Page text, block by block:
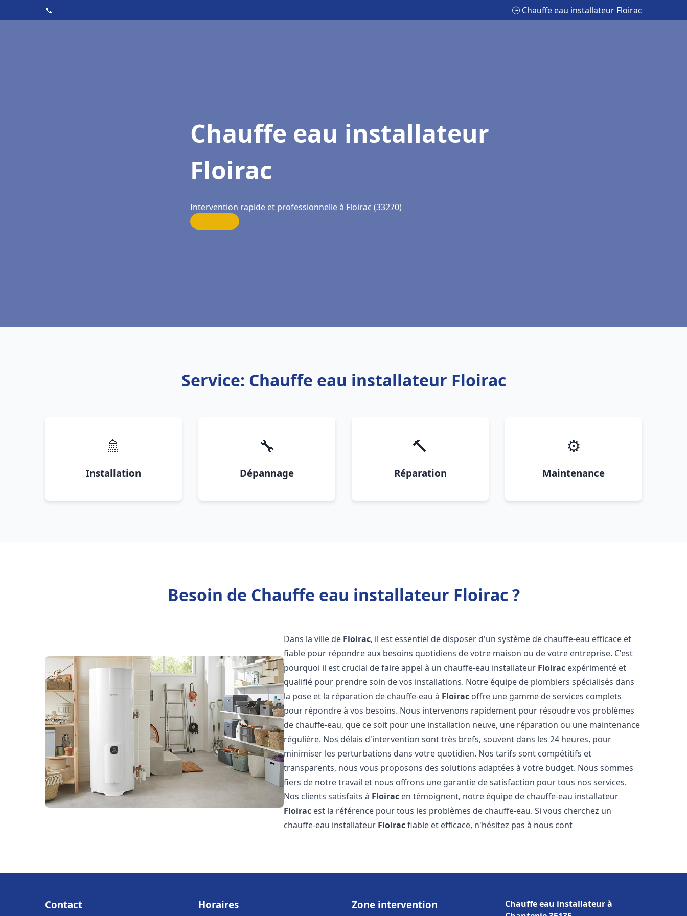
📞 🕒 Chauffe eau installateur Floirac
Chauffe eau installateur
Floirac
Intervention rapide et professionnelle à Floirac (33270)
Service: Chauffe eau installateur Floirac
🚿
Installation
🔧
Dépannage
🔨
Réparation
⚙️
Maintenance
Besoin de Chauffe eau installateur Floirac ?
Dans la ville de Floirac, il est essentiel de disposer d'un système de chauffe-eau efficace et
fiable pour répondre aux besoins quotidiens de votre maison ou de votre entreprise. C'est
pourquoi il est crucial de faire appel à un chauffe-eau installateur Floirac expérimenté et
qualifié pour prendre soin de vos installations. Notre équipe de plombiers spécialisés dans
la pose et la réparation de chauffe-eau à Floirac offre une gamme de services complets
pour répondre à vos besoins. Nous intervenons rapidement pour résoudre vos problèmes
de chauffe-eau, que ce soit pour une installation neuve, une réparation ou une maintenance
régulière. Nos délais d'intervention sont très brefs, souvent dans les 24 heures, pour
minimiser les perturbations dans votre quotidien. Nos tarifs sont compétitifs et
transparents, nous vous proposons des solutions adaptées à votre budget. Nous sommes
fiers de notre travail et nous offrons une garantie de satisfaction pour tous nos services.
Nos clients satisfaits à Floirac en témoignent, notre équipe de chauffe-eau installateur
Floirac est la référence pour tous les problèmes de chauffe-eau. Si vous cherchez un
chauffe-eau installateur Floiracfiable et efficace, n'hésitez pas à nous cont
Contact Horaires Zone intervention
Chauffe eau installateur à